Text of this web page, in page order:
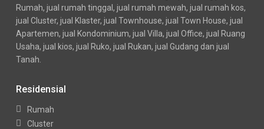
Rumah, jual rumah tinggal, jual rumah mewah, jual rumah kos,
jual Cluster, jual Klaster, jual Townhouse, jual Town House, jual
Apartemen, jual Kondominium, jual Villa, jual Office, jual Ruang
Usaha, jual kios, jual Ruko, jual Rukan, jual Gudang dan jual
Tanah.
Residensial
Rumah
Cluster